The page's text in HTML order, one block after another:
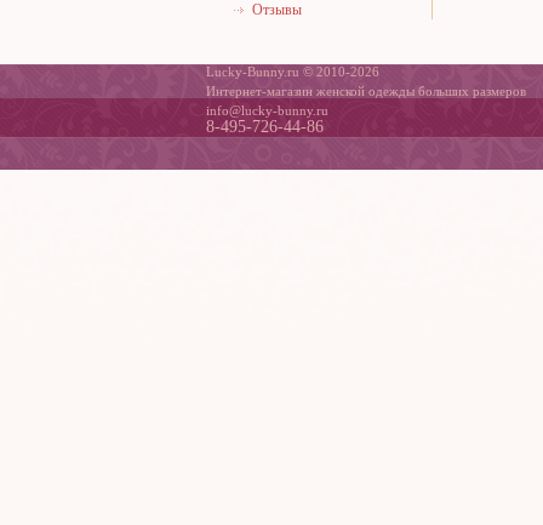
Отзывы
Lucky-Bunny.ru © 2010-2026
Интернет-магазин женской одежды больших размеров
info@lucky-bunny.ru
8-495-726-44-86